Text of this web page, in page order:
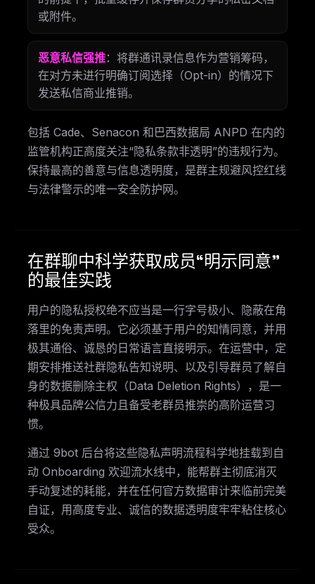
或附件。
恶意私信强推：将群通讯录信息作为营销筹码，
在对方未进行明确订阅选择（Opt-in）的情况下
发送私信商业推销。
包括 Cade、Senacon 和巴西数据局 ANPD 在内的
监管机构正高度关注“隐私条款非透明”的违规行为。
保持最高的善意与信息透明度，是群主规避风控红线
与法律警示的唯一安全防护网。
在群聊中科学获取成员“明示同意”
的最佳实践
用户的隐私授权绝不应当是一行字号极小、隐蔽在角
落里的免责声明。它必须基于用户的知情同意，并用
极其通俗、诚恳的日常语言直接明示。在运营中，定
期安排推送社群隐私告知说明、以及引导群员了解自
身的数据删除主权（Data Deletion Rights），是一
种极具品牌公信力且备受老群员推崇的高阶运营习
惯。
通过 9bot 后台将这些隐私声明流程科学地挂载到自
动 Onboarding 欢迎流水线中，能帮群主彻底消灭
手动复述的耗能，并在任何官方数据审计来临前完美
自证，用高度专业、诚信的数据透明度牢牢粘住核心
受众。